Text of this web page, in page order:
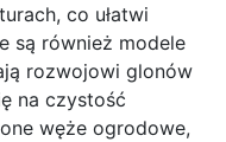
co ułatwi
są również modele
rozwojowi glonów
na czystość
węże ogrodowe,